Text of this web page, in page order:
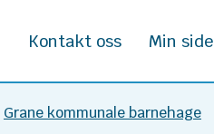
Kontakt oss Min side
Grane kommunale barnehage